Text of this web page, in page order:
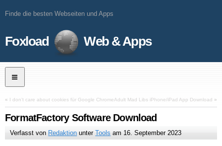
Finde die besten Webseiten und Apps
Foxload Web & Apps
« I don’t care about cookies für Google ChromeAdult Mad Libs iPhone/iPad App Download »
FormatFactory Software Download
Verfasst von Redaktion unterTools am 16. September 2023